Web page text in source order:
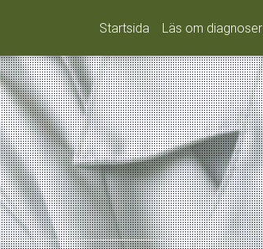
Startsida Läs om diagnoser